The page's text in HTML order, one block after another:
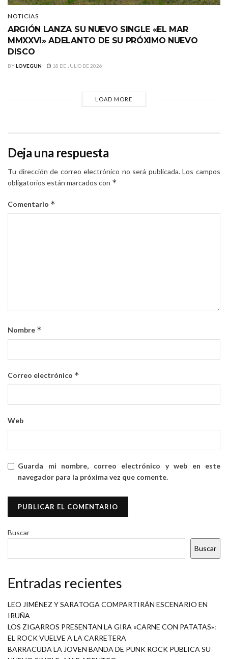
NOTICIAS
ARGIÓN LANZA SU NUEVO SINGLE «EL MAR
MMXXVI» ADELANTO DE SU PRÓXIMO NUEVO
DISCO
BYLOVEGUN 18 DE JULIO DE 2026
LOAD MORE
Deja una respuesta
Tu dirección de correo electrónico no será publicada. Los campos
obligatorios están marcados con *
Comentario *
Nombre *
Correo electrónico *
Web
Guarda mi nombre, correo electrónico y web en este
navegador para la próxima vez que comente.
Buscar
Buscar
Entradas recientes
LEO JIMÉNEZ Y SARATOGA COMPARTIRÁN ESCENARIO EN
IRUÑA
LOS ZIGARROS PRESENTAN LA GIRA «CARNE CON PATATAS»:
EL ROCK VUELVE A LA CARRETERA
BARRACÜDA LA JOVEN BANDA DE PUNK ROCK PUBLICA SU